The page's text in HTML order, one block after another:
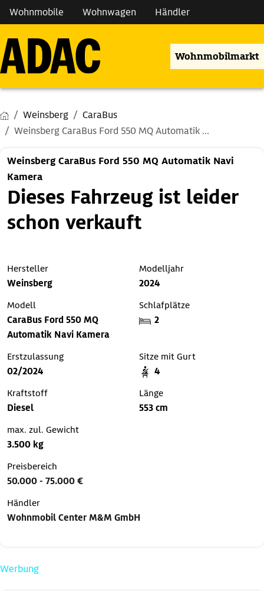
Wohnmobile Wohnwagen Händler
Wohnmobilmarkt
Weinsberg
CaraBus
Weinsberg CaraBus Ford 550 MQ Automatik ...
Weinsberg CaraBus Ford 550 MQ Automatik Navi
Kamera
Dieses Fahrzeug ist leider
schon verkauft
Hersteller
Weinsberg
Modelljahr
2024
Modell
CaraBus Ford 550 MQ
Automatik Navi Kamera
Schlafplätze
2
Erstzulassung
02/2024
Sitze mit Gurt
4
Kraftstoff
Diesel
Länge
553 cm
max. zul. Gewicht
3.500 kg
Preisbereich
50.000 - 75.000 €
Händler
Wohnmobil Center M&M GmbH
Werbung